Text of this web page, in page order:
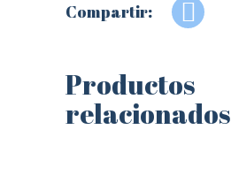
Compartir:
Productos
relacionados